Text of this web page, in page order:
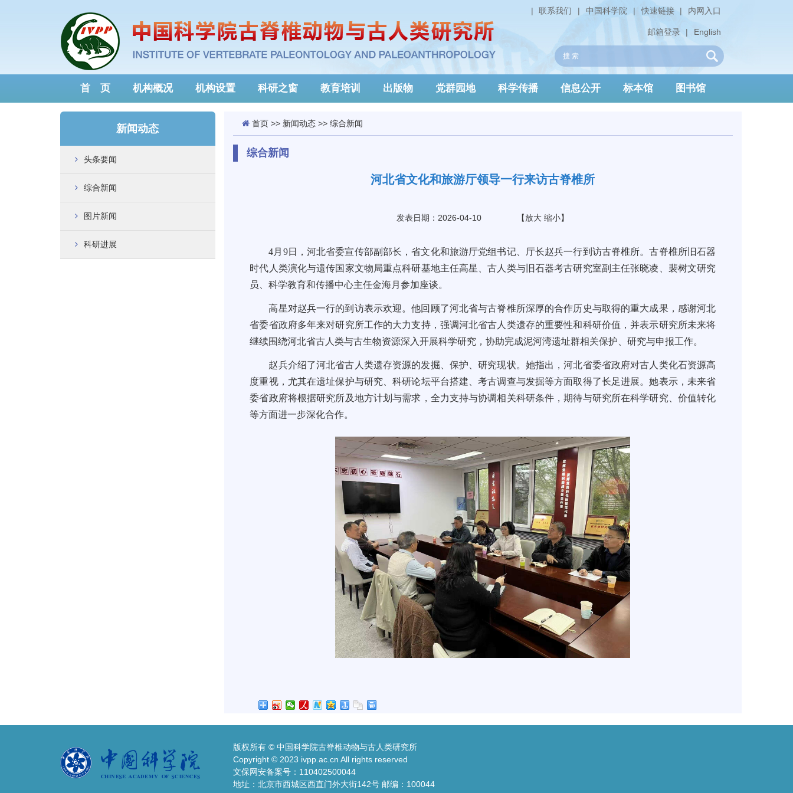
内网入口
|
快速链接
|
中国科学院
|
联系我们
|
English
|
邮箱登录
首 页 机构概况 机构设置 科研之窗 教育培训 出版物 党群园地 科学传播 信息公开 标本馆 图书馆
新闻动态
头条要闻
综合新闻
图片新闻
科研进展
首页>> 新闻动态>> 综合新闻
综合新闻
河北省文化和旅游厅领导一行来访古脊椎所
发表日期：2026-04-10 【放大 缩小】
4月9日，河北省委宣传部副部长，省文化和旅游厅党组书记、厅长赵兵一行到访古脊椎所。古脊椎所旧石器
时代人类演化与遗传国家文物局重点科研基地主任高星、古人类与旧石器考古研究室副主任张晓凌、裴树文研究
员、科学教育和传播中心主任金海月参加座谈。
高星对赵兵一行的到访表示欢迎。他回顾了河北省与古脊椎所深厚的合作历史与取得的重大成果，感谢河北
省委省政府多年来对研究所工作的大力支持，强调河北省古人类遗存的重要性和科研价值，并表示研究所未来将
继续围绕河北省古人类与古生物资源深入开展科学研究，协助完成泥河湾遗址群相关保护、研究与申报工作。
赵兵介绍了河北省古人类遗存资源的发掘、保护、研究现状。她指出，河北省委省政府对古人类化石资源高
度重视，尤其在遗址保护与研究、科研论坛平台搭建、考古调查与发掘等方面取得了长足进展。她表示，未来省
委省政府将根据研究所及地方计划与需求，全力支持与协调相关科研条件，期待与研究所在科学研究、价值转化
等方面进一步深化合作。
版权所有 © 中国科学院古脊椎动物与古人类研究所
Copyright © 2023 ivpp.ac.cn All rights reserved
文保网安备案号：110402500044
地址：北京市西城区西直门外大街142号 邮编：100044